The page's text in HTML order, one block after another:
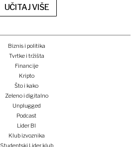
UČITAJ VIŠE
Biznis i politika
Tvrtke i tržišta
Financije
Kripto
Što i kako
Zeleno i digitalno
Unplugged
Podcast
Lider BI
Klub izvoznika
Studentski Lider klub